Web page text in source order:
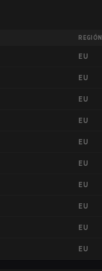
REGIÓN
EU
EU
EU
EU
EU
EU
EU
EU
EU
EU